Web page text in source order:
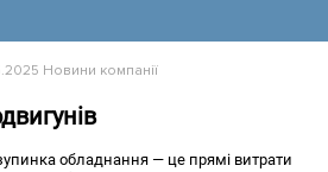
Новини компанії
обладнання — це прямі витрати